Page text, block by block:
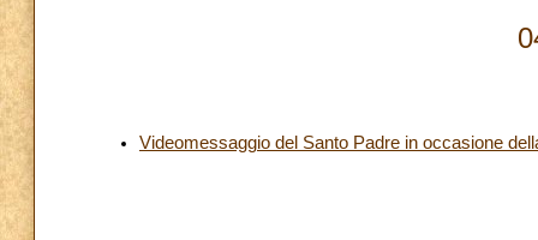
Videomessaggio del Santo Padre in occasione